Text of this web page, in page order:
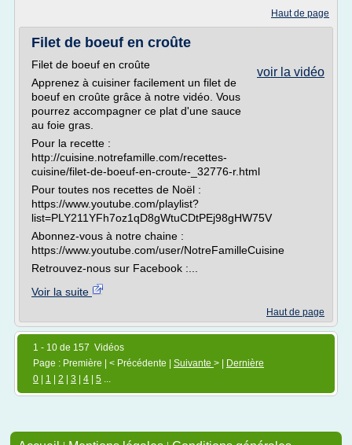
Haut de page
Filet de boeuf en croûte
voir la vidéo
Filet de boeuf en croûte
Apprenez à cuisiner facilement un filet de
boeuf en croûte grâce à notre vidéo. Vous
pourrez accompagner ce plat d'une sauce
au foie gras.
Pour la recette :
http://cuisine.notrefamille.com/recettes-
cuisine/filet-de-boeuf-en-croute-_32776-r.html
Pour toutes nos recettes de Noël :
https://www.youtube.com/playlist?
list=PLY211YFh7oz1qD8gWtuCDtPEj98gHW75V
Abonnez-vous à notre chaine :
https://www.youtube.com/user/NotreFamilleCuisine
Retrouvez-nous sur Facebook :...
Voir la suite
Haut de page
1 - 10 de 157 Vidéos
Page : Première | < Précédente | Suivante > |
Dernière
0
1 2 3 4 5 ...